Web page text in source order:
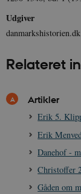
Udgiver
danmarkshistorien.dk
Relateret
Artikler
Erik 5.
Erik
Danehof -
Christoffer
Gåden om
sp_t